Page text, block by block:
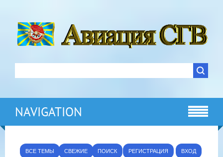
NAVIGATION
ВСЕ ТЕМЫ СВЕЖИЕ ПОИСК РЕГИСТРАЦИЯ ВХОД